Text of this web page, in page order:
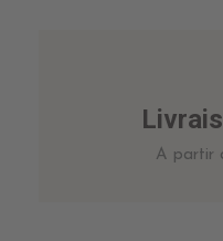
A partir